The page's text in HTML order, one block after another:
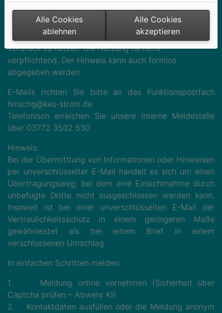
Hinweis:
Zur Abgabe eines schriftlichen Hinweises haben Sie die
Möglichkeit, den im Downloadbereich bereitgestellten
Vordruck zu nutzen. Die Nutzung ist nicht
verpflichtend. Der Hinweis kann auch formlos
abgegeben werden.
E-Mails richten Sie bitte an das Funktionspostfach
hinschg@kes-strom.de
Telefonisch erreichen Sie unsere interne Meldestelle
über 03772 3502 530
Hinweis:
Bei der Übermittlung von Informationen oder Hinweisen
per unverschlüsselter E-Mail handelt es sich um einen
Übertragungsweg, bei dem eine Einsichtnahme durch
unbefugte Dritte nicht ausgeschlossen werden kann.
Insoweit ist bei einer unverschlüsselten E-Mail der
Vertraulichkeitsschutz in einem geringeren Maße
gewährleistet als bei einem Brief in einem
verschlossenen Umschlag.
In einfachen Schritten melden:
1. Meldung online vornehmen (Sicherheit über
Captcha prüfen – Abwehr KI)
2. Kontaktdaten ausfüllen oder die Meldung anonym
Alle Cookies
ablehnen
Alle Cookies
akzeptieren